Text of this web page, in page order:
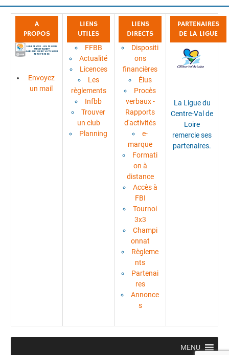
A
PROPOS
Envoyez
un mail
LIENS
UTILES
FFBB
Actualité
Licences
Les
règlements
Infbb
Trouver
un club
Planning
LIENS
DIRECTS
Dispositi
ons
financières
Élus
Procès
verbaux -
Rapports
d'activités
e-
marque
Formati
on à
distance
Accès à
FBI
Tournoi
3x3
Champi
onnat
Règleme
nts
Partenai
res
Annonce
s
PARTENAIRES
DE LA LIGUE
La Ligue du
Centre-Val de
Loire
remercie ses
partenaires.
MENU